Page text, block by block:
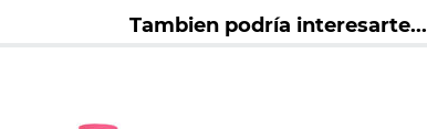
Tambien podría interesarte...